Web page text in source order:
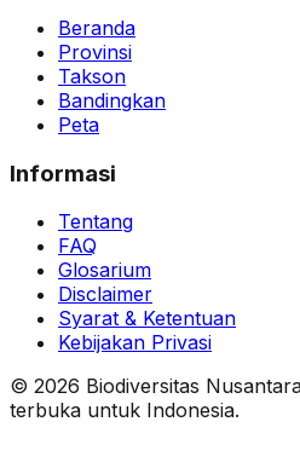
Beranda
Provinsi
Takson
Bandingkan
Peta
Informasi
Tentang
FAQ
Glosarium
Disclaimer
Syarat & Ketentuan
Kebijakan Privasi
© 2026 Biodiversitas
terbuka untuk Indonesia.